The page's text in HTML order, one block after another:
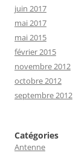
juin 2017
mai 2017
mai 2015
février 2015
novembre 2012
octobre 2012
septembre 2012
Catégories
Antenne